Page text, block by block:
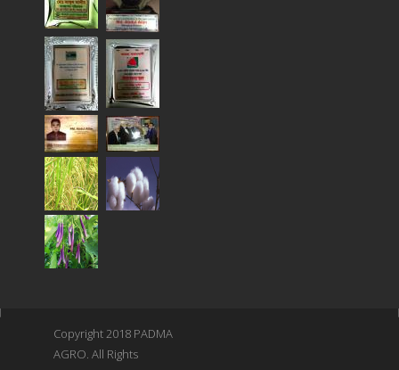
Copyright 2018 PADMA
AGRO. All Rights